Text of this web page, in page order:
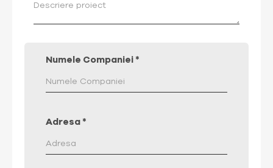
Numele Companiei *
Adresa *